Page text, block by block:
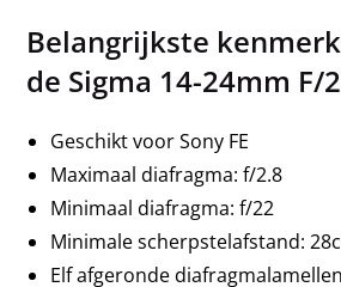
Belangrijkste
de Sigma 14-24mm F/
Geschikt voor Sony FE
Maximaal diafragma: f/2.8
Minimaal diafragma: f/22
Minimale scherpstelafstand:
Elf afgeronde diafragmalamellen